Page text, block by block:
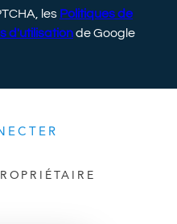
les Politiques de
d'utilisationde Google